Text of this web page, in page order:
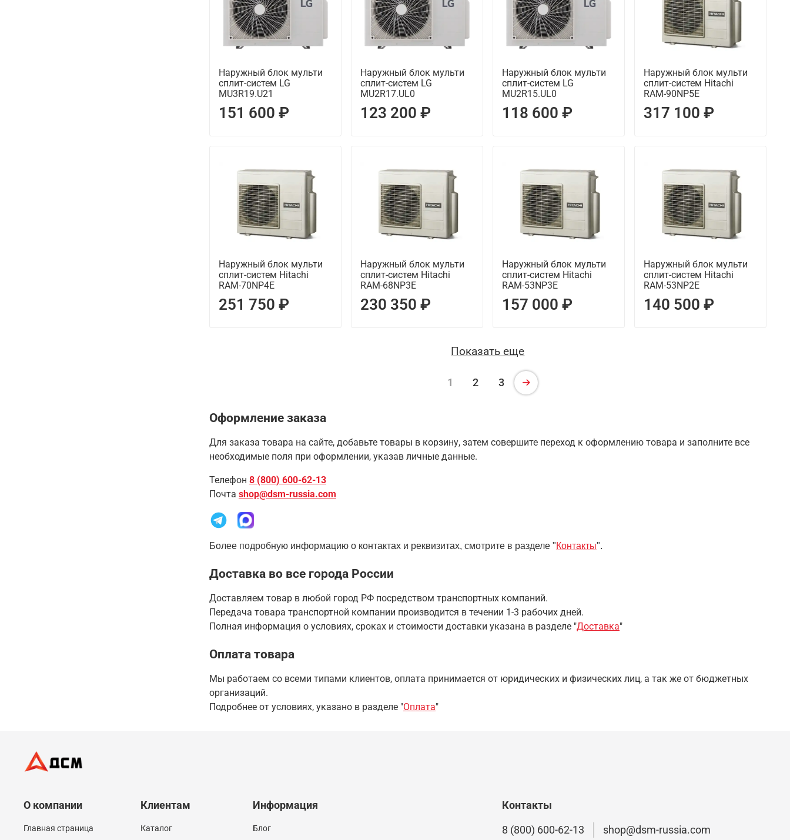
Наружный блок мульти
сплит-систем LG
MU3R19.U21
151 600 ₽
Наружный блок мульти
сплит-систем LG
MU2R17.UL0
123 200 ₽
Наружный блок мульти
сплит-систем LG
MU2R15.UL0
118 600 ₽
Наружный блок мульти
сплит-систем Hitachi
RAM-90NP5E
317 100 ₽
Наружный блок мульти
сплит-систем Hitachi
RAM-70NP4E
251 750 ₽
Наружный блок мульти
сплит-систем Hitachi
RAM-68NP3E
230 350 ₽
Наружный блок мульти
сплит-систем Hitachi
RAM-53NP3E
157 000 ₽
Наружный блок мульти
сплит-систем Hitachi
RAM-53NP2E
140 500 ₽
Показать еще
1 2 3
Оформление заказа
Для заказа товара на сайте, добавьте товары в корзину, затем совершите переход к оформлению товара и заполните все
необходимые поля при оформлении, указав личные данные.
Телефон 8 (800) 600-62-13
Почта shop@dsm-russia.com
Более подробную информацию о контактах и реквизитах, смотрите в разделе "Контакты".
Доставка во все города России
Доставляем товар в любой город РФ посредством транспортных компаний.
Передача товара транспортной компании производится в течении 1-3 рабочих дней.
Полная информация о условиях, сроках и стоимости доставки указана в разделе "Доставка"
Оплата товара
Мы работаем со всеми типами клиентов, оплата принимается от юридических и физических лиц, а так же от бюджетных
организаций.
Подробнее от условиях, указано в разделе "Оплата"
О компании
Главная страница
Клиентам
Каталог
Информация
Блог
Контакты
8 (800) 600-62-13 shop@dsm-russia.com